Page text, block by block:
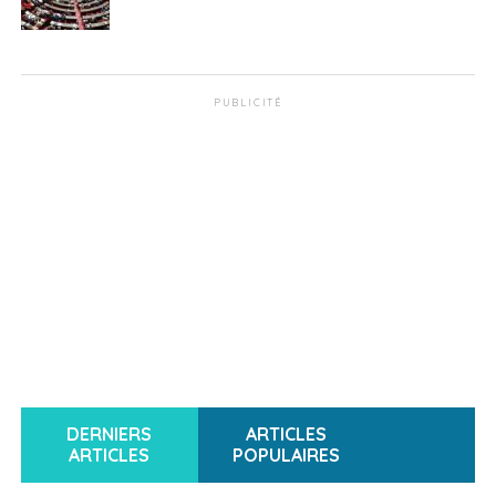
PUBLICITÉ
DERNIERS
ARTICLES
ARTICLES
POPULAIRES